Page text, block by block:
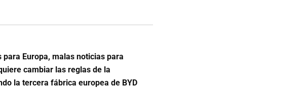
para Europa, malas noticias para
cambiar las reglas de la
la tercera fábrica europea de BYD